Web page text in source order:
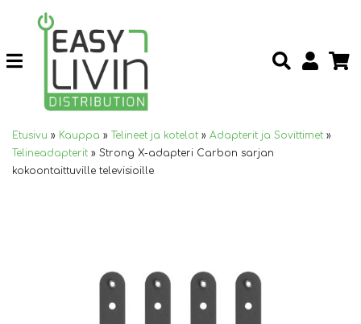
Etusivu » Kauppa » Telineet ja kotelot » Adapterit ja Sovittimet »
Telineadapterit » Strong X-adapteri Carbon sarjan
kokoontaittuville televisioille